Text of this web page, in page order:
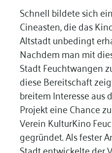
Schnell bildete sich
Cineasten, die das
Altstadt unbedingt
Nachdem man mit
Stadt Feuchtwangen
diese Bereitschaft
breitem Interesse aus
Projekt eine Chance
Verein KulturKino
gegründet. Als fester